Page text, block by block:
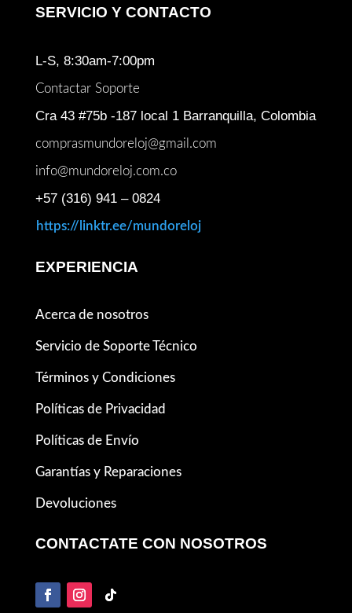
SERVICIO Y CONTACTO
L-S, 8:30am-7:00pm
Contactar Soporte
Cra 43 #75b -187 local 1 Barranquilla, Colombia
comprasmundoreloj@gmail.com
info@mundoreloj.com.co
+57 (316) 941 – 0824
https://linktr.ee/mundoreloj
EXPERIENCIA
Acerca de nosotros
Servicio de Soporte Técnico
Términos y Condiciones
Políticas de Privacidad
Políticas de Envío
Garantías y Reparaciones
Devoluciones
CONTACTATE CON NOSOTROS